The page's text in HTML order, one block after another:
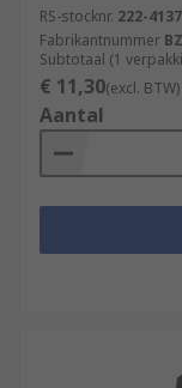
RS-stocknr. 222-4137
Fabrikantnummer
Subtotaal (1
€ 11,30(excl. BTW)
Aantal